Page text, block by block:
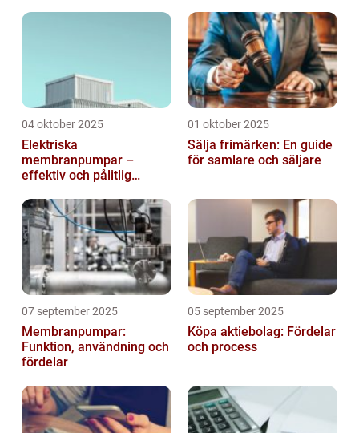
04 oktober 2025
Elektriska
membranpumpar –
effektiv och pålitlig
01 oktober 2025
Sälja frimärken: En guide
för samlare och säljare
07 september 2025
Membranpumpar:
Funktion, användning och
fördelar
05 september 2025
Köpa aktiebolag: Fördelar
och process